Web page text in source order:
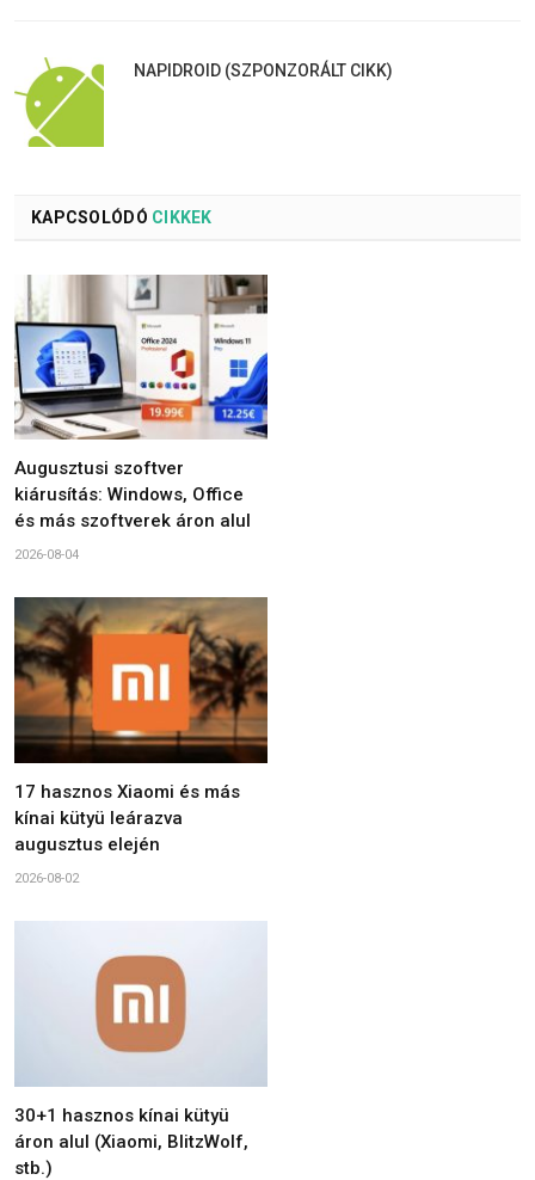
NAPIDROID (SZPONZORÁLT CIKK)
KAPCSOLÓDÓ CIKKEK
Augusztusi szoftver
kiárusítás: Windows, Office
és más szoftverek áron alul
2026-08-04
17 hasznos Xiaomi és más
kínai kütyü leárazva
augusztus elején
2026-08-02
30+1 hasznos kínai kütyü
áron alul (Xiaomi, BlitzWolf,
stb.)